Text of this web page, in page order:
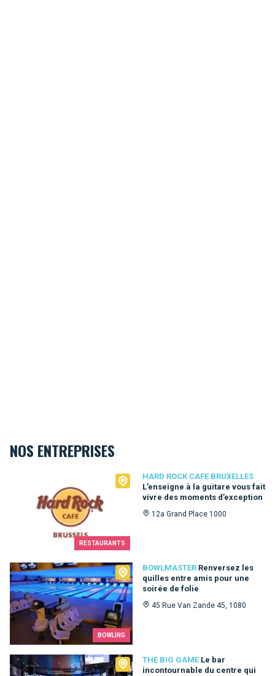
NOS ENTREPRISES
RESTAURANTS
HARD ROCK CAFE BRUXELLES
L’enseigne à la guitare vous fait
vivre des moments d’exception
12a Grand Place 1000
Hard Rock Cafe Bruxelles
BOWLING
BOWLMASTER Renversez les
quilles entre amis pour une
soirée de folie
45 Rue Van Zande 45, 1080
Bowlmaster
THE BIG GAME Le bar
incontournable du centre qui
The Big Game